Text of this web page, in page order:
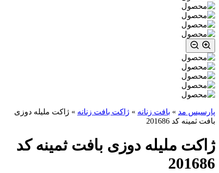
پارسیس مد » بافت زنانه » ژاکت بافت زنانه » ژاکت ملیله دوزی
بافت ثمینه کد 201686
ژاکت ملیله دوزی بافت ثمینه کد
201686